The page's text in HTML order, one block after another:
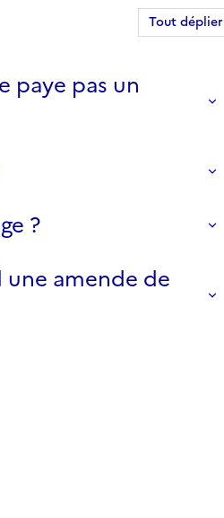
Tout déplier
paye pas un
?
amende de